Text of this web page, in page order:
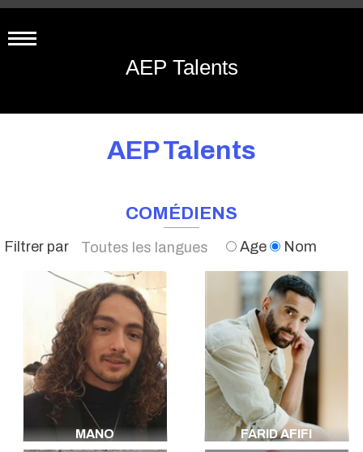
AEP Talents
AEP Talents
COMÉDIENS
Filtrer par
Toutes les langues
Français
Anglais
Espagnol
Italien
Wolof
Allemand
Portugais
Arabe
Hébreu
Berbère
Age Nom
MANO FARID AFIFI